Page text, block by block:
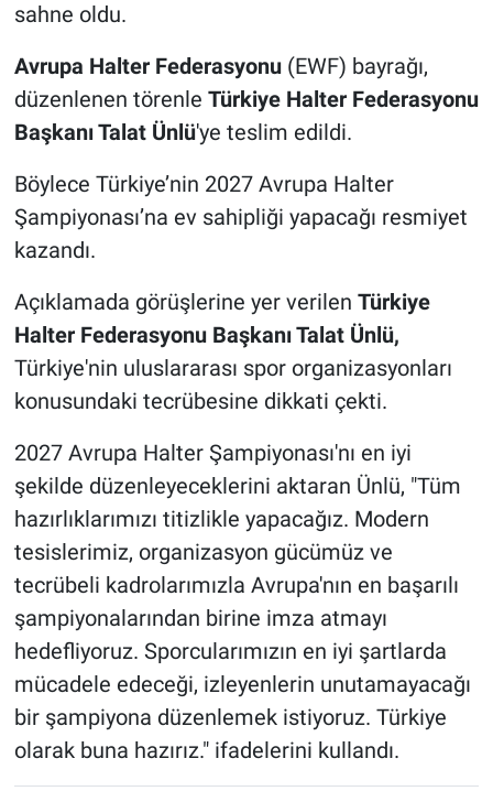
sahne oldu.
Avrupa Halter Federasyonu(EWF) bayrağı,
düzenlenen törenle Türkiye Halter Federasyonu
Başkanı Talat Ünlü'ye teslim edildi.
Böylece Türkiye’nin 2027 Avrupa Halter
Şampiyonası’na ev sahipliği yapacağı resmiyet
kazandı.
Açıklamada görüşlerine yer verilen Türkiye
Halter Federasyonu Başkanı Talat Ünlü,
Türkiye'nin uluslararası spor organizasyonları
konusundaki tecrübesine dikkati çekti.
2027 Avrupa Halter Şampiyonası'nı en iyi
şekilde düzenleyeceklerini aktaran Ünlü, "Tüm
hazırlıklarımızı titizlikle yapacağız. Modern
tesislerimiz, organizasyon gücümüz ve
tecrübeli kadrolarımızla Avrupa'nın en başarılı
şampiyonalarından birine imza atmayı
hedefliyoruz. Sporcularımızın en iyi şartlarda
mücadele edeceği, izleyenlerin unutamayacağı
bir şampiyona düzenlemek istiyoruz. Türkiye
olarak buna hazırız." ifadelerini kullandı. ​​​​​​